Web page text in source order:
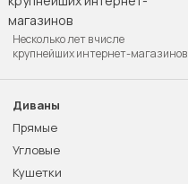
Несколько лет в числе
крупнейших интернет-магазинов
Диваны
Прямые
Угловые
Кушетки